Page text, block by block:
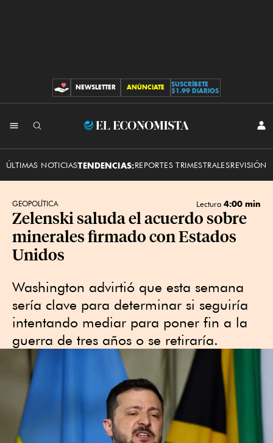
CONTRIBUCIONES
NEWSLETTER ANÚNCIATE
SUSCRÍBETE
$1.99 DIARIOS
El
ÚLTIMAS NOTICIASTENDENCIAS:REPORTES TRIMESTRALESREVISIÓN
GEOPOLÍTICA Lectura 4:00 min
Zelenski saluda el acuerdo sobre
minerales firmado con Estados
Unidos
Washington advirtió que esta semana
sería clave para determinar si seguiría
intentando mediar para poner fin a la
guerra de tres años o se retiraría.